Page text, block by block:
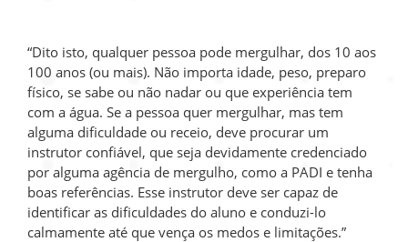
“Dito isto, qualquer pessoa pode mergulhar, dos 10 aos
100 anos (ou mais). Não importa idade, peso, preparo
físico, se sabe ou não nadar ou que experiência tem
com a água. Se a pessoa quer mergulhar, mas tem
alguma dificuldade ou receio, deve procurar um
instrutor confiável, que seja devidamente credenciado
por alguma agência de mergulho, como a PADI e tenha
boas referências. Esse instrutor deve ser capaz de
identificar as dificuldades do aluno e conduzi-lo
calmamente até que vença os medos e limitações.”